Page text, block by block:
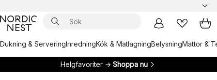
Dukning & ServeringInredningKök & MatlagningBelysningMattor &
Helgfavoriter → Shoppa nu